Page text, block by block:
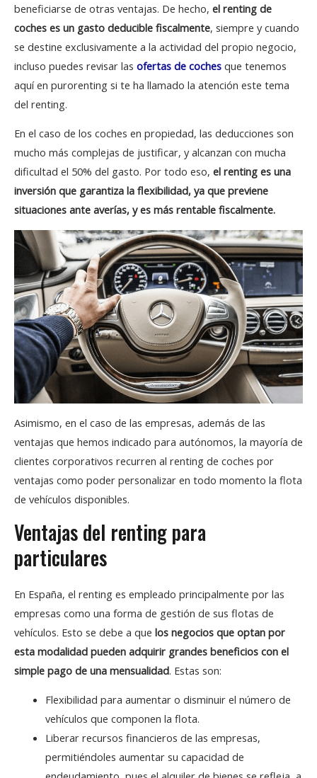
beneficiarse de otras ventajas. De hecho, el renting de
coches es un gasto deducible fiscalmente, siempre y cuando
se destine exclusivamente a la actividad del propio negocio,
incluso puedes revisar las ofertas de coches que tenemos
aquí en purorenting si te ha llamado la atención este tema
del renting.
En el caso de los coches en propiedad, las deducciones son
mucho más complejas de justificar, y alcanzan con mucha
dificultad el 50% del gasto. Por todo eso, el renting es una
inversión que garantiza la flexibilidad, ya que previene
situaciones ante averías, y es más rentable fiscalmente.
Asimismo, en el caso de las empresas, además de las
ventajas que hemos indicado para autónomos, la mayoría de
clientes corporativos recurren al renting de coches por
ventajas como poder personalizar en todo momento la flota
de vehículos disponibles.
Ventajas del renting para
particulares
En España, el renting es empleado principalmente por las
empresas como una forma de gestión de sus flotas de
vehículos. Esto se debe a que los negocios que optan por
esta modalidad pueden adquirir grandes beneficios con el
simple pago de una mensualidad. Estas son:
Flexibilidad para aumentar o disminuir el número de
vehículos que componen la flota.
Liberar recursos financieros de las empresas,
permitiéndoles aumentar su capacidad de